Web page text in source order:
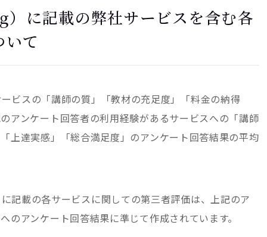
に記載の弊社サービスを含む各
て
ビスの「講師の質」「教材の充足度」「料金の納得
アンケート回答者の利用経験があるサービスへの「講師
上達実感」「総合満足度」のアンケート回答結果の平均
記載の各サービスに関しての第三者評価は、上記のア
のアンケート回答結果に準じて作成されています。